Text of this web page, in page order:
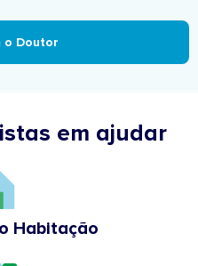
o Doutor
em ajudar
Habitação